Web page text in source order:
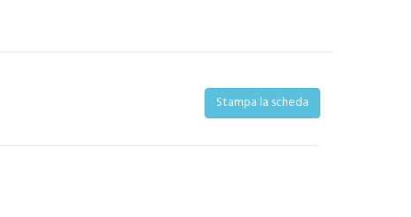
Stampa la scheda